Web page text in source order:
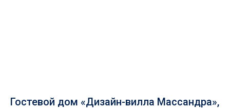
Гостевой дом «Дизайн-вилла Массандра»,